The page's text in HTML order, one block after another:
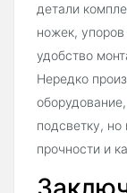
детали
ножек, упоров
удобство
Нередко
подсветку,
прочности и